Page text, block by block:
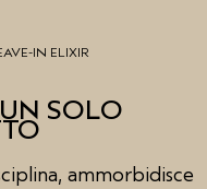
IN ELIXIR
SOLO
ammorbidisce